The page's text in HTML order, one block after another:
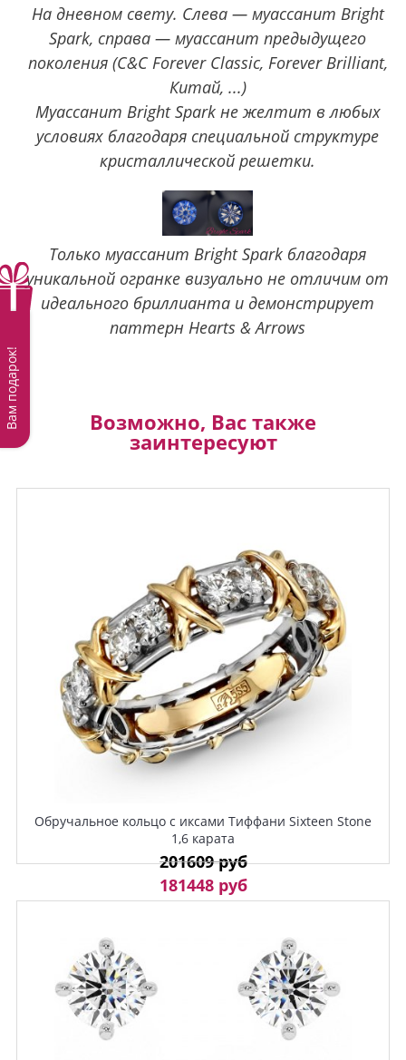
На дневном свету. Слева — муассанит Bright
Spark, справа — муассанит предыдущего
поколения (C&C Forever Classic, Forever Brilliant,
Китай, ...)
Муассанит Bright Spark не желтит в любых
условиях благодаря специальной структуре
кристаллической решетки.
Только муассанит Bright Spark благодаря
уникальной огранке визуально не отличим от
идеального бриллианта и демонстрирует
паттерн Hearts & Arrows
Возможно, Вас также
заинтересуют
Обручальное кольцо с иксами Тиффани Sixteen Stone
1,6 карата
201609 руб
181448 руб
Вам подарок!